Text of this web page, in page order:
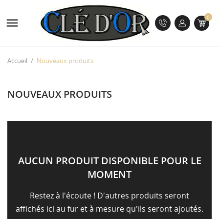
 0
Accueil Nouveaux produits
NOUVEAUX PRODUITS
AUCUN PRODUIT DISPONIBLE POUR LE
MOMENT
Restez à l'écoute ! D'autres produits seront
affichés ici au fur et à mesure qu'ils seront ajoutés.